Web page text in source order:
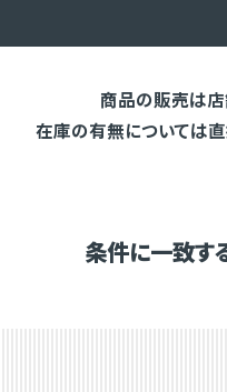
商品の販売は店
在庫の有無については
条件に一致す